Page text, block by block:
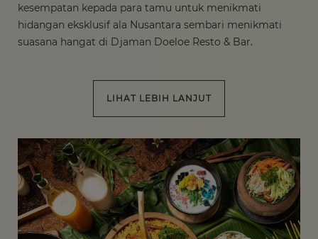
kesempatan kepada para tamu untuk menikmati
hidangan eksklusif ala Nusantara sembari menikmati
suasana hangat di Djaman Doeloe Resto & Bar.
LIHAT LEBIH LANJUT